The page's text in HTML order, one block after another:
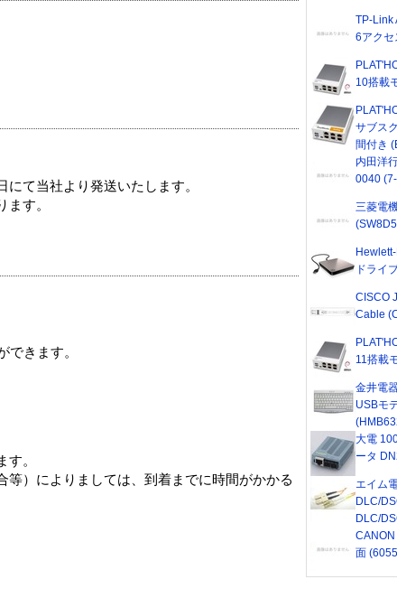
て当社より発送いたします。
す。
できます。
。
）によりましては、到着までに時間がかかる
TP-Link
6アクセ
10搭載
サブス
間付き
内田洋
0040
三菱電
ドライ
CISCO
Cable
11搭載
金井電
USBモ
大電
ータ
エイム
DLC/
DLC/
面